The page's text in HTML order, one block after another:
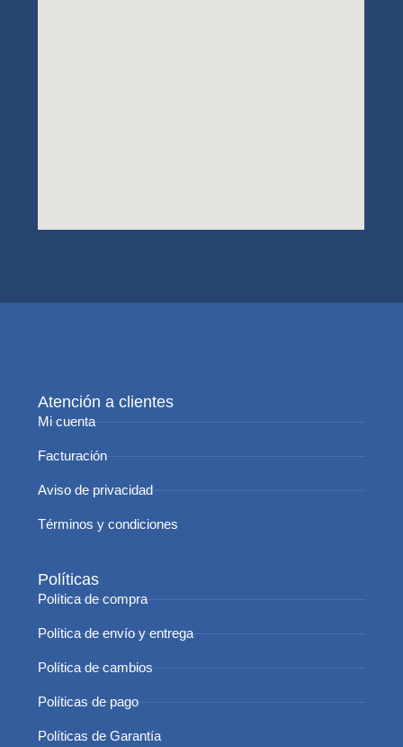
Atención a clientes
Mi cuenta
Facturación
Aviso de privacidad
Términos y condiciones
Políticas
Política de compra
Política de envío y entrega
Política de cambios
Políticas de pago
Políticas de Garantía